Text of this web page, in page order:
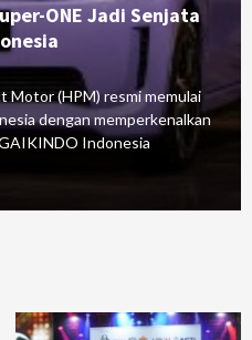
ONE Jadi Senjata
Motor (HPM) resmi memulai
dengan memperkenalkan
Indonesia